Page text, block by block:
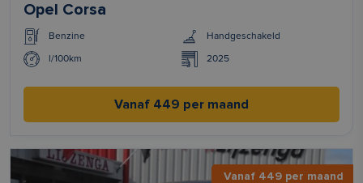
Opel Corsa
Benzine Handgeschakeld
l/100km 2025
Vanaf 449 per maand
Vanaf 449 per maand